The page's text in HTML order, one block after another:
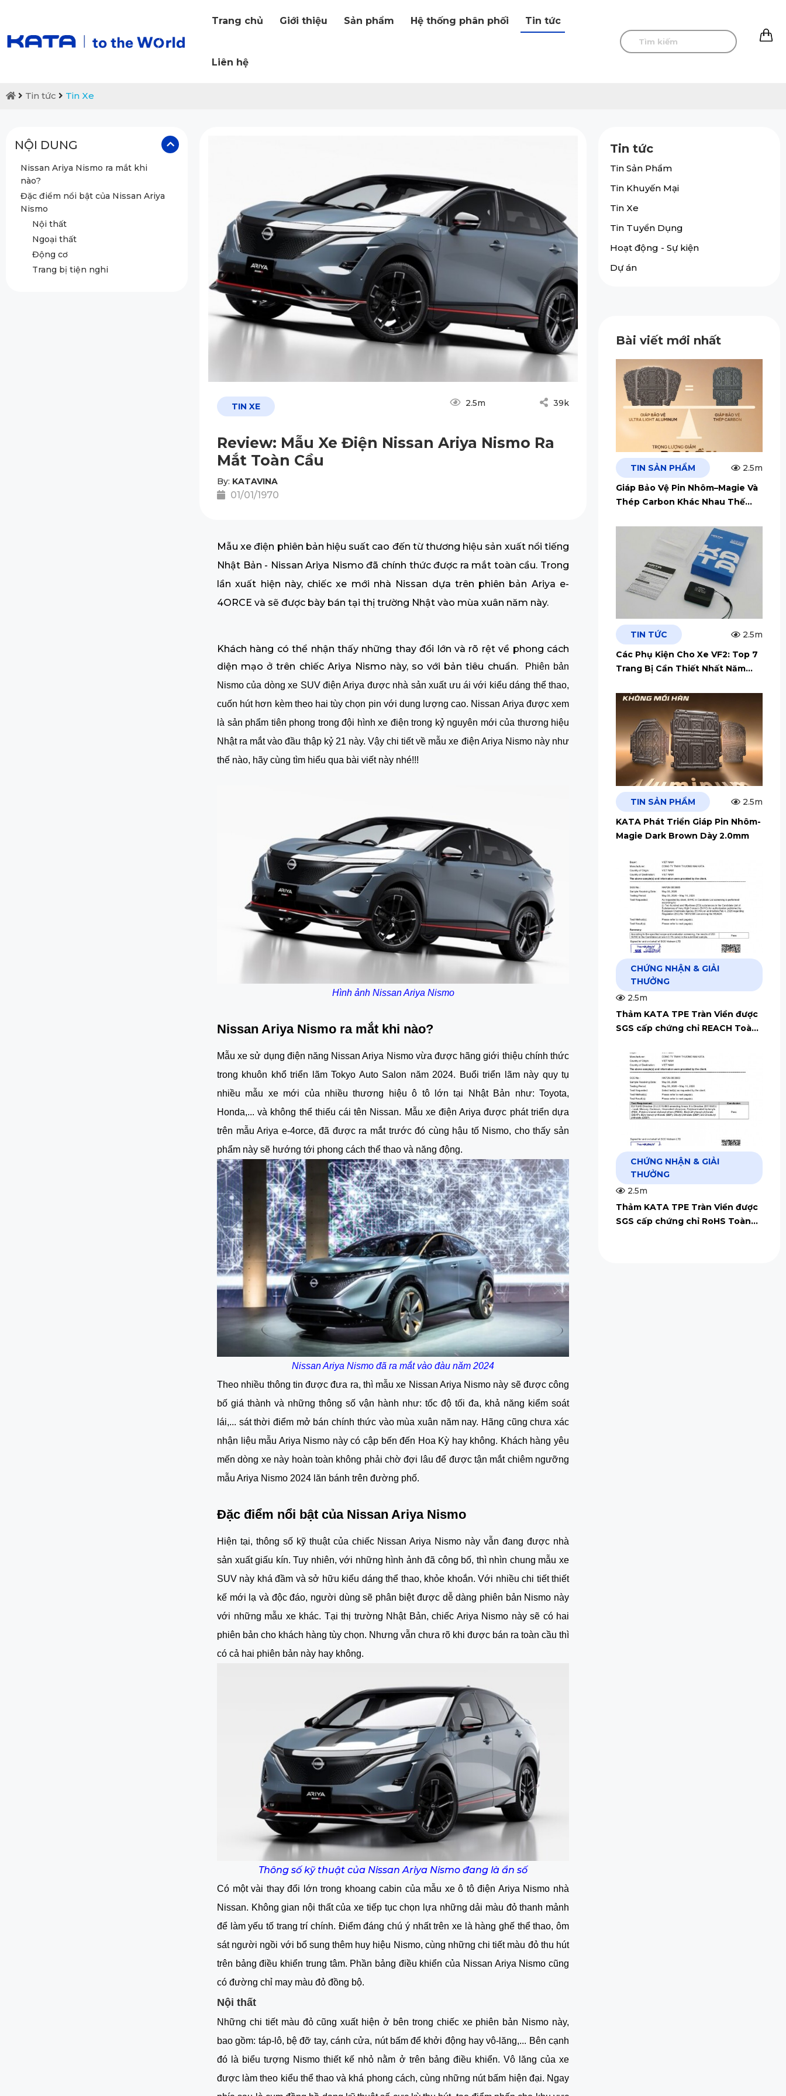
Trang chủ Giới thiệu Sản phẩm Hệ thống phân phối Tin tức
Liên hệ
Tin tức Tin Xe
NỘI DUNG
Nissan Ariya Nismo ra mắt khi
nào?
Đặc điểm nổi bật của Nissan Ariya
Nismo
Nội thất
Ngoại thất
Động cơ
Trang bị tiện nghi
TIN XE 2.5m 39k
Review: Mẫu Xe Điện Nissan Ariya Nismo Ra
Mắt Toàn Cầu
By: KATAVINA
01/01/1970
Mẫu xe điện phiên bản hiệu suất cao đến từ thương hiệu sản xuất nổi tiếng
Nhật Bản - Nissan Ariya Nismo đã chính thức được ra mắt toàn cầu. Trong
lần xuất hiện này, chiếc xe mới nhà Nissan dựa trên phiên bản Ariya e-
4ORCE và sẽ được bày bán tại thị trường Nhật vào mùa xuân năm này.
Khách hàng có thể nhận thấy những thay đổi lớn và rõ rệt về phong cách
diện mạo ở trên chiếc Ariya Nismo này, so với bản tiêu chuẩn.
Phiên bản
Nismo của dòng xe SUV điện Ariya được nhà sản xuất ưu ái với kiểu dáng thể thao,
cuốn hút hơn kèm theo hai tùy chọn pin với dung lượng cao. Nissan Ariya được xem
là sản phẩm tiên phong trong đội hình xe điện trong kỷ nguyên mới của thương hiệu
Nhật ra mắt vào đầu thập kỷ 21 này. Vậy chi tiết về mẫu xe điện Ariya Nismo này như
thế nào, hãy cùng tìm hiểu qua bài viết này nhé!!!
Hình ảnh Nissan Ariya Nismo
Nissan Ariya Nismo ra mắt khi nào?
Mẫu xe sử dụng điện năng Nissan Ariya Nismo vừa được hãng giới thiệu chính thức
trong khuôn khổ triển lãm Tokyo Auto Salon năm 2024. Buổi triển lãm này quy tụ
nhiều mẫu xe mới của nhiều thương hiệu ô tô lớn tại Nhật Bản như: Toyota,
Honda,... và không thể thiếu cái tên Nissan. Mẫu xe điện Ariya được phát triển dựa
trên mẫu Ariya e-4orce, đã được ra mắt trước đó cùng hậu tố Nismo, cho thấy sản
phẩm này sẽ hướng tới phong cách thể thao và năng động.
Nissan Ariya Nismo đã ra mắt vào đàu năm 2024
Theo nhiều thông tin được đưa ra, thì mẫu xe Nissan Ariya Nismo này sẽ được công
bố giá thành và những thông số vận hành như: tốc độ tối đa, khả năng kiểm soát
lái,... sát thời điểm mở bán chính thức vào mùa xuân năm nay. Hãng cũng chưa xác
nhận liệu mẫu Ariya Nismo này có cập bến đến Hoa Kỳ hay không. Khách hàng yêu
mến dòng xe này hoàn toàn không phải chờ đợi lâu để được tận mắt chiêm ngưỡng
mẫu Ariya Nismo 2024 lăn bánh trên đường phố.
Đặc điểm nổi bật của Nissan Ariya Nismo
Hiện tại, thông số kỹ thuật của chiếc Nissan Ariya Nismo này vẫn đang được nhà
sản xuất giấu kín. Tuy nhiên, với những hình ảnh đã công bố, thì nhìn chung mẫu xe
SUV này khá đầm và sở hữu kiểu dáng thể thao, khỏe khoắn. Với nhiều chi tiết thiết
kế mới lạ và độc đáo, người dùng sẽ phân biệt được dễ dàng phiên bản Nismo này
với những mẫu xe khác. Tại thị trường Nhật Bản, chiếc Ariya Nismo này sẽ có hai
phiên bản cho khách hàng tùy chọn. Nhưng vẫn chưa rõ khi được bán ra toàn cầu thì
có cả hai phiên bản này hay không.
Thông số kỹ thuật của Nissan Ariya Nismo đang là ẩn số
Có một vài thay đổi lớn trong khoang cabin của mẫu xe ô tô điện Ariya Nismo nhà
Nissan. Không gian nội thất của xe tiếp tục chọn lựa những dải màu đỏ thanh mảnh
để làm yếu tố trang trí chính. Điểm đáng chú ý nhất trên xe là hàng ghế thể thao, ôm
sát người ngồi với bổ sung thêm huy hiệu Nismo, cùng những chi tiết màu đỏ thu hút
trên bảng điều khiển trung tâm. Phần bảng điều khiển của Nissan Ariya Nismo cũng
có đường chỉ may màu đỏ đồng bộ.
Nội thất
Những chi tiết màu đỏ cũng xuất hiện ở bên trong chiếc xe phiên bản Nismo này,
bao gồm: táp-lô, bệ đỡ tay, cánh cửa, nút bấm để khởi động hay vô-lăng,... Bên cạnh
đó là biểu tượng Nismo thiết kế nhỏ nằm ở trên bảng điều khiển. Vô lăng của xe
được làm theo kiểu thể thao và khá phong cách, cùng những nút bấm hiện đại. Ngay
Tin tức
Tin Sản Phẩm
Tin Khuyến Mại
Tin Xe
Tin Tuyển Dụng
Hoạt động - Sự kiện
Dự án
Bài viết mới nhất
TIN SẢN PHẨM
2.5m
Giáp Bảo Vệ Pin Nhôm–Magie Và
Thép Carbon Khác Nhau Thế
TIN TỨC
2.5m
Các Phụ Kiện Cho Xe VF2: Top 7
Trang Bị Cần Thiết Nhất Năm
TIN SẢN PHẨM
2.5m
KATA Phát Triển Giáp Pin Nhôm-
Magie Dark Brown Dày 2.0mm
CHỨNG NHẬN & GIẢI
THƯỞNG
2.5m
Thảm KATA TPE Tràn Viền được
SGS cấp chứng chỉ REACH Toàn
CHỨNG NHẬN & GIẢI
THƯỞNG
2.5m
Thảm KATA TPE Tràn Viền được
SGS cấp chứng chỉ RoHS Toàn